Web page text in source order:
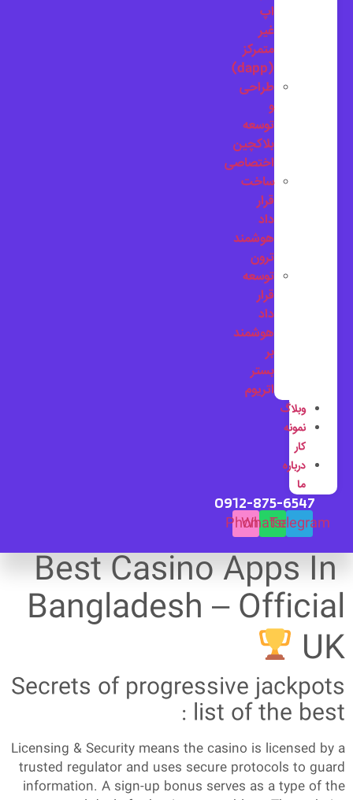
اپ
غیر
متمرکز
طراحی
توسعه
بلاکچین
اختصاصی
ساخت
قرار
داد
هوشمند
ترون
توسعه
قرار
داد
هوشمند
بر
بستر
اتریوم
وبلاگ
نمونه
کار
درباره
ما
0912-875-6547
Telegram
Whatsapp
Phone
Best Casino Apps In
Bangladesh – Official
UK
Secrets of progressive jackpots
: list of the best
Licensing & Security means the casino is licensed by a
trusted regulator and uses secure protocols to guard
information. A sign-up bonus serves as a type of the